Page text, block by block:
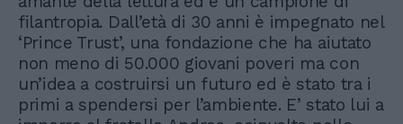
filantropia. Dall’età di 30 anni è impegnato nel
‘Prince Trust’, una fondazione che ha aiutato
non meno di 50.000 giovani poveri ma con
un’idea a costruirsi un futuro ed è stato tra i
primi a spendersi per l’ambiente. E’ stato lui a